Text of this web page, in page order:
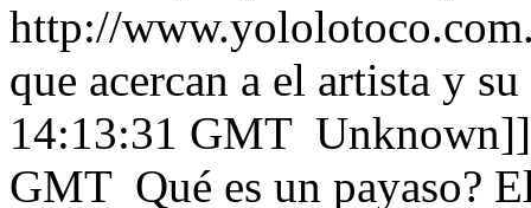
http://
que acercan a el artista y
14:13:31 GMT
GMT Qué es un payaso?